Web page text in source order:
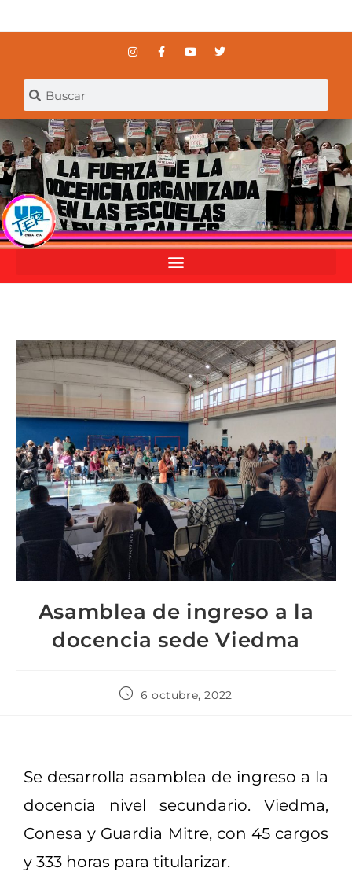
Asamblea de ingreso a la
docencia sede Viedma
6 octubre, 2022
Se desarrolla asamblea de ingreso a la
docencia nivel secundario. Viedma,
Conesa y Guardia Mitre, con 45 cargos
y 333 horas para titularizar.